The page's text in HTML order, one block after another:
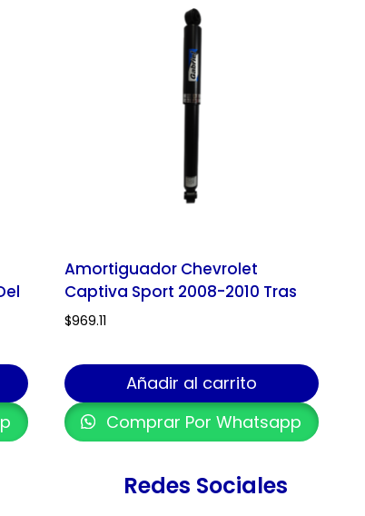
Amortiguador Chevrolet
Captiva Sport 2008-2010 Tras
$969.11
Añadir al carrito
Comprar Por Whatsapp
Redes Sociales